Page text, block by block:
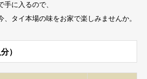
に入るので、
、タイ本場の味をお家で楽しみませんか。
）